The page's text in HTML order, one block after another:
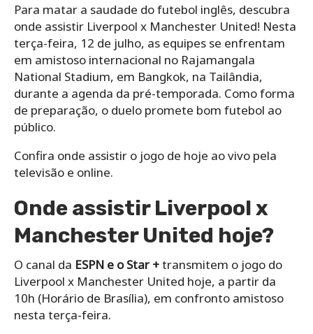
Para matar a saudade do futebol inglês, descubra
onde assistir Liverpool x Manchester United! Nesta
terça-feira, 12 de julho, as equipes se enfrentam
em amistoso internacional no Rajamangala
National Stadium, em Bangkok, na Tailândia,
durante a agenda da pré-temporada. Como forma
de preparação, o duelo promete bom futebol ao
público.
Confira onde assistir o jogo de hoje ao vivo pela
televisão e online.
Onde assistir Liverpool x
Manchester United hoje?
O canal da ESPN e o Star +transmitem o jogo do
Liverpool x Manchester United hoje, a partir da
10h (Horário de Brasília), em confronto amistoso
nesta terça-feira.